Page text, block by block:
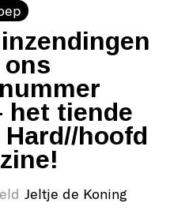
het tiende
hoofd
Jeltje de Koning